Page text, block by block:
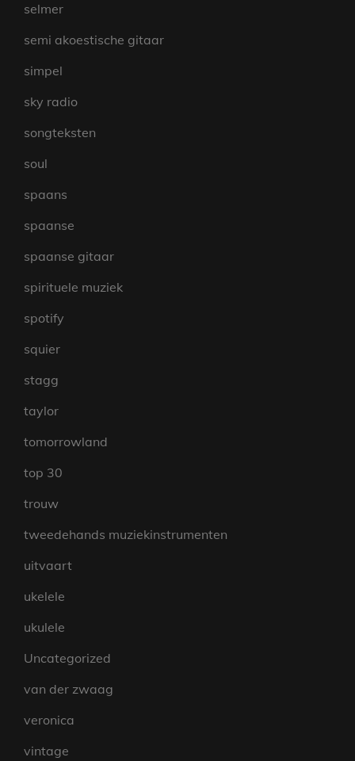
selmer
semi akoestische gitaar
simpel
sky radio
songteksten
soul
spaans
spaanse
spaanse gitaar
spirituele muziek
spotify
squier
stagg
taylor
tomorrowland
top 30
trouw
tweedehands muziekinstrumenten
uitvaart
ukelele
ukulele
Uncategorized
van der zwaag
veronica
vintage